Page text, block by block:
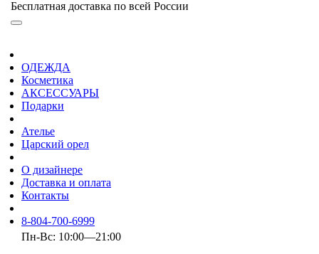
Бесплатная доставка по всей России
ОДЕЖДА
Косметика
АКСЕССУАРЫ
Подарки
Ателье
Царский орел
О дизайнере
Доставка и оплата
Контакты
8-804-700-6999
Пн-Вс: 10:00—21:00